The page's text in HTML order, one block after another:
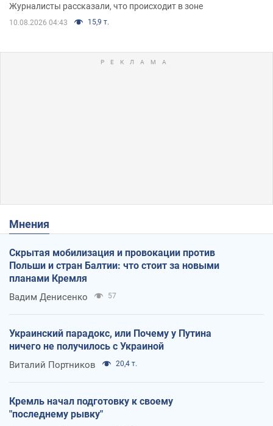
Журналисты рассказали, что происходит в зоне
10.08.2026 04:43 15,9 т.
Мнения
Скрытая мобилизация и провокации против
Польши и стран Балтии: что стоит за новыми
планами Кремля
Вадим Денисенко 57
Украинский парадокс, или Почему у Путина
ничего не получилось с Украиной
Виталий Портников 20,4 т.
Кремль начал подготовку к своему
"последнему рывку"